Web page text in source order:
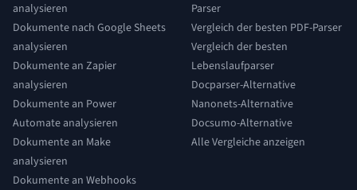
analysieren
Dokumente nach Google Sheets
analysieren
Dokumente an Zapier
analysieren
Dokumente an Power
Automate analysieren
Dokumente an Make
analysieren
Dokumente an Webhooks
Parser
Vergleich der besten PDF-Parser
Vergleich der besten
Lebenslaufparser
Docparser-Alternative
Nanonets-Alternative
Docsumo-Alternative
Alle Vergleiche anzeigen